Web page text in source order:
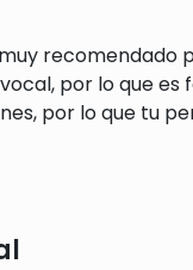
por lo que
por lo que tu